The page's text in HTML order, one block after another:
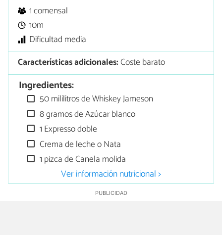
1 comensal
10m
Dificultad media
Características adicionales:Coste barato
Ingredientes:
50 mililitros de Whiskey Jameson
8 gramos de Azúcar blanco
1 Expresso doble
Crema de leche o Nata
1 pizca de Canela molida
Ver información nutricional >